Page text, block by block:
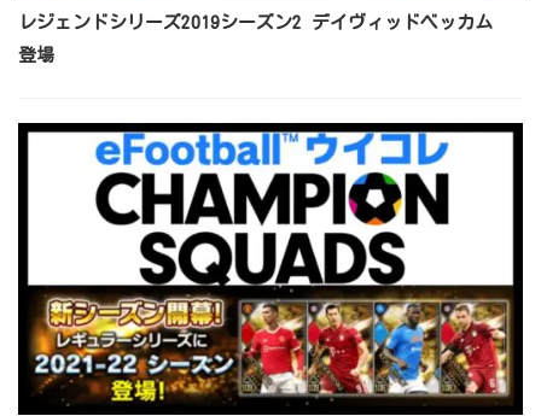
レジェンドシリーズ2019シーズン2 デイヴィッドベッカム
登場